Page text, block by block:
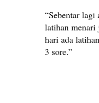
“Sebentar lagi
latihan menari
hari ada
3 sore.”